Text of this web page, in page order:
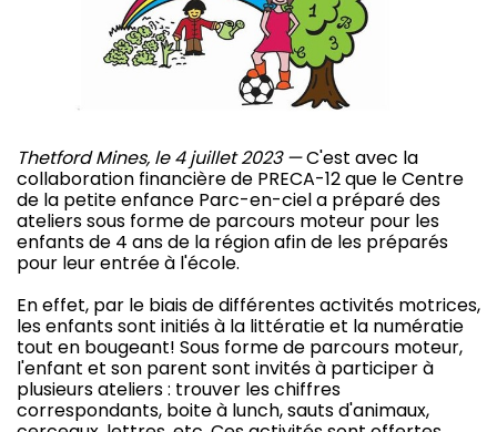
Thetford Mines, le 4 juillet 2023 —C'est avec la
collaboration financière de PRECA-12 que le Centre
de la petite enfance Parc-en-ciel a préparé des
ateliers sous forme de parcours moteur pour les
enfants de 4 ans de la région afin de les préparés
pour leur entrée à l'école.
En effet, par le biais de différentes activités motrices,
les enfants sont initiés à la littératie et la numératie
tout en bougeant! Sous forme de parcours moteur,
l'enfant et son parent sont invités à participer à
plusieurs ateliers : trouver les chiffres
correspondants, boite à lunch, sauts d'animaux,